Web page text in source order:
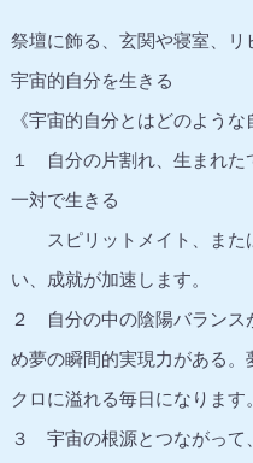
祭壇に飾る、玄関や寝室、リ
宇宙的自分を生きる
《宇宙的自分とはどのような
１ 自分の片割れ、生まれた
一対で生きる
スピリットメイト、また
い、成就が加速します。
２ 自分の中の陰陽バランス
め夢の瞬間的実現力がある
クロに溢れる毎日になります。
３ 宇宙の根源とつながって